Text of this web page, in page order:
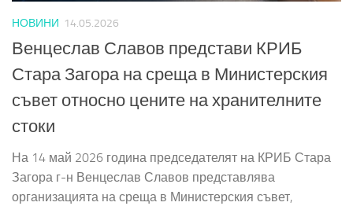
НОВИНИ 14.05.2026
Венцеслав Славов представи КРИБ
Стара Загора на среща в Министерския
съвет относно цените на хранителните
стоки
На 14 май 2026 година председателят на КРИБ Стара
Загора г-н Венцеслав Славов представлява
организацията на среща в Министерския съвет,